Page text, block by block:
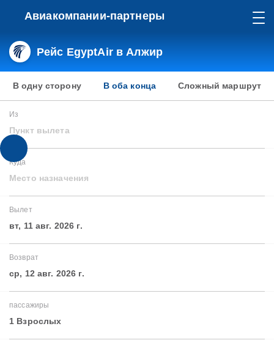
Авиакомпании-партнеры
Рейс EgyptAir в Алжир
В одну сторону В оба конца Сложный маршрут
Из
Пункт вылета
Куда
Место назначения
Вылет
вт, 11 авг. 2026 г.
Возврат
ср, 12 авг. 2026 г.
пассажиры
1 Взрослых